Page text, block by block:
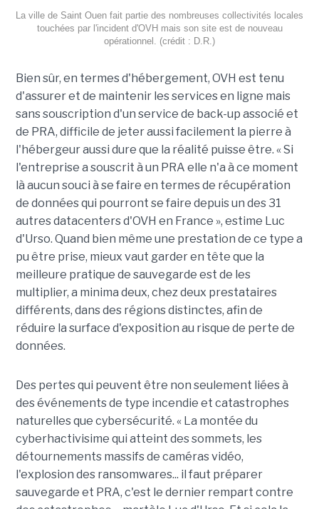
La ville de Saint Ouen fait partie des nombreuses collectivités locales
touchées par l'incident d'OVH mais son site est de nouveau
opérationnel. (crédit : D.R.)
Bien sûr, en termes d'hébergement, OVH est tenu
d'assurer et de maintenir les services en ligne mais
sans souscription d'un service de back-up associé et
de PRA, difficile de jeter aussi facilement la pierre à
l'hébergeur aussi dure que la réalité puisse être. « Si
l'entreprise a souscrit à un PRA elle n'a à ce moment
là aucun souci à se faire en termes de récupération
de données qui pourront se faire depuis un des 31
autres datacenters d'OVH en France », estime Luc
d'Urso. Quand bien même une prestation de ce type a
pu être prise, mieux vaut garder en tête que la
meilleure pratique de sauvegarde est de les
multiplier, a minima deux, chez deux prestataires
différents, dans des régions distinctes, afin de
réduire la surface d'exposition au risque de perte de
données.
Des pertes qui peuvent être non seulement liées à
des événements de type incendie et catastrophes
naturelles que cybersécurité. « La montée du
cyberhactivisime qui atteint des sommets, les
détournements massifs de caméras vidéo,
l'explosion des ransomwares... il faut préparer
sauvegarde et PRA, c'est le dernier rempart contre